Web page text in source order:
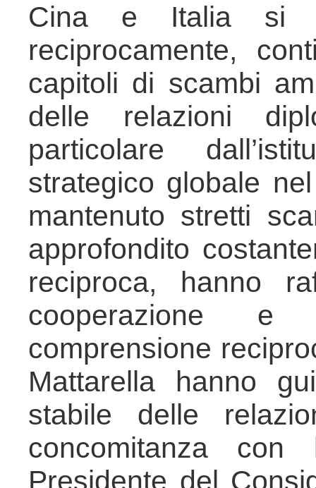
Cina e Italia si
reciprocamente,
capitoli di scambi
delle relazioni
particolare
strategico globale
mantenuto stretti
approfondito
reciproca, hanno
cooperazione
comprensione
Mattarella hanno
stabile delle
concomitanza
Presidente del